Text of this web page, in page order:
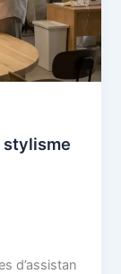
stylisme
d’assistan